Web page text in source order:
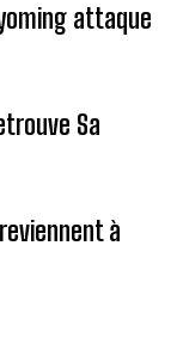
attaque
Sa
à